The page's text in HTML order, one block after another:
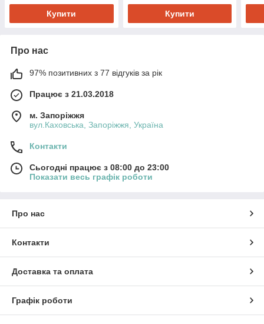
Купити Купити
Про нас
97% позитивних з 77 відгуків за рік
Працює з 21.03.2018
м. Запоріжжя
вул.Каховська, Запоріжжя, Україна
Контакти
Сьогодні працює з 08:00 до 23:00
Показати весь графік роботи
Про нас
Контакти
Доставка та оплата
Графік роботи